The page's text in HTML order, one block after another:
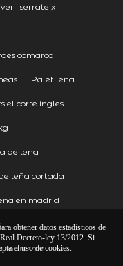
i serrateix
comarca
Palet leña
el corte ingles
de lena
leña cortada
en madrid
maresme
obtener datos estadísticos de
Decreto-ley 13/2012. Si
el uso de cookies.